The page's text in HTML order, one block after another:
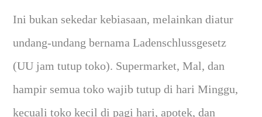
Ini bukan sekedar kebiasaan, melainkan diatur
undang-undang bernama Ladenschlussgesetz
(UU jam tutup toko). Supermarket, Mal, dan
hampir semua toko wajib tutup di hari Minggu,
kecuali toko kecil di pagi hari, apotek, dan